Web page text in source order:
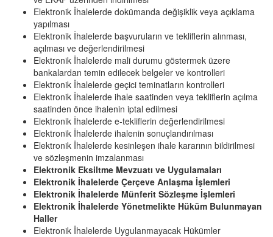
Elektronik İhalelerde dokümanda değişiklik veya açıklama
yapılması
Elektronik İhalelerde başvuruların ve tekliflerin alınması,
açılması ve değerlendirilmesi
Elektronik İhalelerde mali durumu göstermek üzere
bankalardan temin edilecek belgeler ve kontrolleri
Elektronik İhalelerde geçici teminatların kontrolleri
Elektronik İhalelerde ihale saatinden veya tekliflerin açılma
saatinden önce ihalenin iptal edilmesi
Elektronik İhalelerde e-tekliflerin değerlendirilmesi
Elektronik İhalelerde ihalenin sonuçlandırılması
Elektronik İhalelerde kesinleşen ihale kararının bildirilmesi
ve sözleşmenin imzalanması
Elektronik Eksiltme Mevzuatı ve Uygulamaları
Elektronik İhalelerde Çerçeve Anlaşma İşlemleri
Elektronik İhalelerde Münferit Sözleşme İşlemleri
Elektronik İhalelerde Yönetmelikte Hüküm Bulunmayan
Haller
Elektronik İhalelerde Uygulanmayacak Hükümler